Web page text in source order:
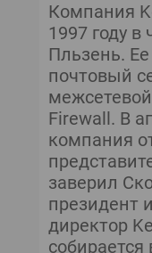
Компания
1997 году в
Пльзень.
почтовый
Firewall. В
компания
заверил
президент
директор